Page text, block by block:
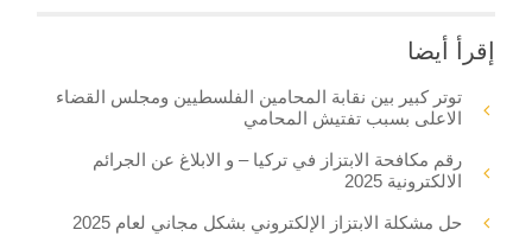
إقرأ أيضا
توتر كبير بين نقابة المحامين الفلسطيين ومجلس القضاء
الاعلى بسبب تفتيش المحامي
رقم مكافحة الابتزاز في تركيا – و الابلاغ عن الجرائم
الالكترونية 2025
حل مشكلة الابتزاز الإلكتروني بشكل مجاني لعام 2025